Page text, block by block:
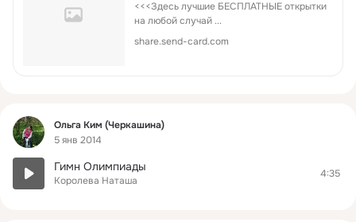
<<<Здесь лучшие БЕСПЛАТНЫЕ открытки
на любой случай ...
share.send-card.com
Фид
Ольга Ким (Черкашина)
5 янв 2014
Гимн Олимпиады
Королева Наташа
4:35